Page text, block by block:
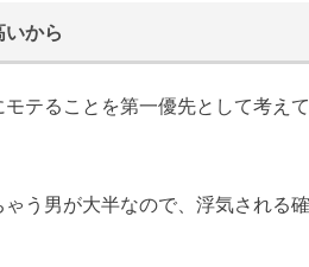
から
テることを第一優先として考え
う男が大半なので、浮気される